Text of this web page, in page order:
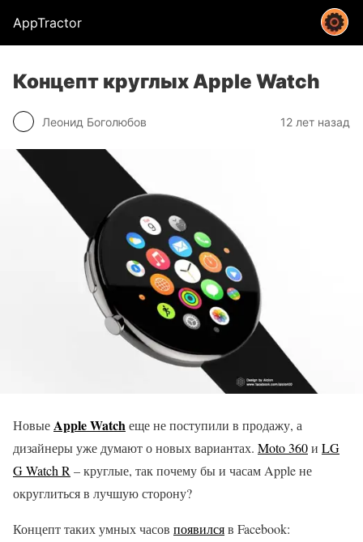
AppTractor
Концепт круглых Apple Watch
Леонид Боголюбов 12 лет назад
НовыеApple Watchеще не поступили в продажу, а
дизайнеры уже думают о новых вариантах. Moto 360и LG
G Watch R – круглые, так почему бы и часам Apple не
округлиться в лучшую сторону?
Концепт таких умных часов появилсяв Facebook: